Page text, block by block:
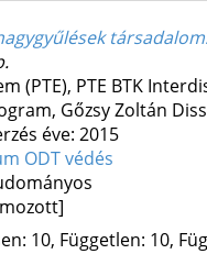
(PTE), PTE BTK
Gőzsy Zoltán
éve: 2015
ODT védés
10, Független: 10,